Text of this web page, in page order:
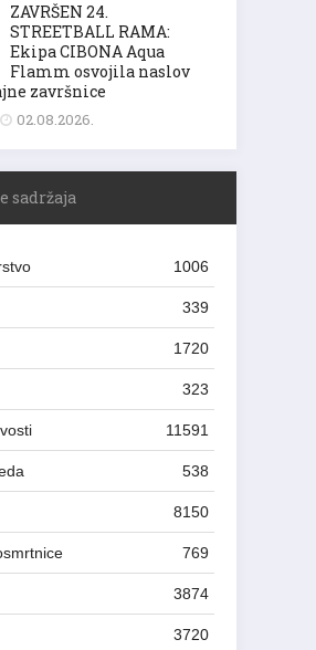
ZAVRŠEN 24.
STREETBALL RAMA:
Ekipa CIBONA Aqua
Flamm osvojila naslov
završnice
02.08.2026.
sadržaja
1006
339
1720
323
11591
538
8150
769
3874
3720